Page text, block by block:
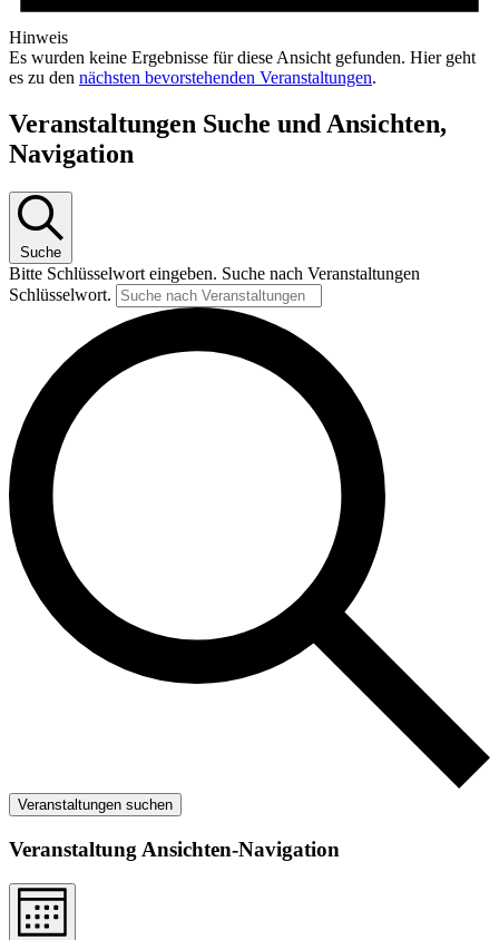
Hinweis
Es wurden keine Ergebnisse für diese Ansicht gefunden. Hier geht
es zu den nächsten bevorstehenden Veranstaltungen.
Veranstaltungen Suche und Ansichten,
Navigation
Suche
Bitte Schlüsselwort eingeben. Suche nach Veranstaltungen
Schlüsselwort.
Veranstaltungen suchen
Veranstaltung Ansichten-Navigation